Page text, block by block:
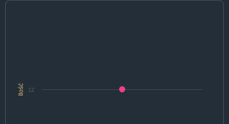
Ilość 12